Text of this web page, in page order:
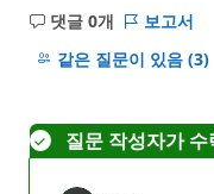
댓글 0개
설
명
보고서
같은 질문이 있음 (3)
질문 작성자가 수